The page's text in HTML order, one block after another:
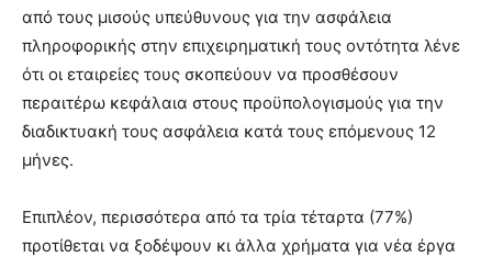
από τους μισούς υπεύθυνους για την ασφάλεια
πληροφορικής στην επιχειρηματική τους οντότητα λένε
ότι οι εταιρείες τους σκοπεύουν να προσθέσουν
περαιτέρω κεφάλαια στους προϋπολογισμούς για την
διαδικτυακή τους ασφάλεια κατά τους επόμενους 12
μήνες.
Επιπλέον, περισσότερα από τα τρία τέταρτα (77%)
προτίθεται να ξοδέψουν κι άλλα χρήματα για νέα έργα